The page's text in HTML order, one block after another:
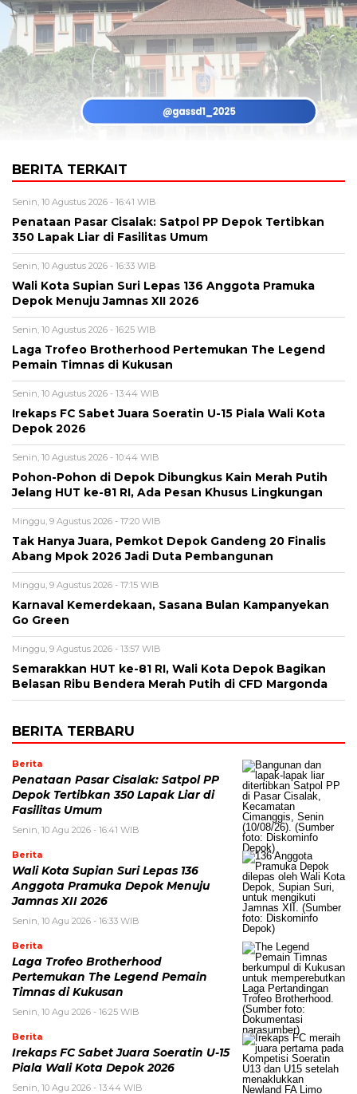
BERITA TERKAIT
Senin, 10 Agustus 2026 - 16:41 WIB
Penataan Pasar Cisalak: Satpol PP Depok Tertibkan
350 Lapak Liar di Fasilitas Umum
Senin, 10 Agustus 2026 - 16:33 WIB
Wali Kota Supian Suri Lepas 136 Anggota Pramuka
Depok Menuju Jamnas XII 2026
Senin, 10 Agustus 2026 - 16:25 WIB
Laga Trofeo Brotherhood Pertemukan The Legend
Pemain Timnas di Kukusan
Senin, 10 Agustus 2026 - 13:44 WIB
Irekaps FC Sabet Juara Soeratin U-15 Piala Wali Kota
Depok 2026
Senin, 10 Agustus 2026 - 10:44 WIB
Pohon-Pohon di Depok Dibungkus Kain Merah Putih
Jelang HUT ke-81 RI, Ada Pesan Khusus Lingkungan
Minggu, 9 Agustus 2026 - 17:20 WIB
Tak Hanya Juara, Pemkot Depok Gandeng 20 Finalis
Abang Mpok 2026 Jadi Duta Pembangunan
Minggu, 9 Agustus 2026 - 17:15 WIB
Karnaval Kemerdekaan, Sasana Bulan Kampanyekan
Go Green
Minggu, 9 Agustus 2026 - 13:57 WIB
Semarakkan HUT ke-81 RI, Wali Kota Depok Bagikan
Belasan Ribu Bendera Merah Putih di CFD Margonda
BERITA TERBARU
Berita
Penataan Pasar Cisalak: Satpol PP
Depok Tertibkan 350 Lapak Liar di
Fasilitas Umum
Senin, 10 Agu 2026 - 16:41 WIB
Berita
Wali Kota Supian Suri Lepas 136
Anggota Pramuka Depok Menuju
Jamnas XII 2026
Senin, 10 Agu 2026 - 16:33 WIB
Berita
Laga Trofeo Brotherhood
Pertemukan The Legend Pemain
Timnas di Kukusan
Senin, 10 Agu 2026 - 16:25 WIB
Berita
Irekaps FC Sabet Juara Soeratin U-15
Piala Wali Kota Depok 2026
Senin, 10 Agu 2026 - 13:44 WIB